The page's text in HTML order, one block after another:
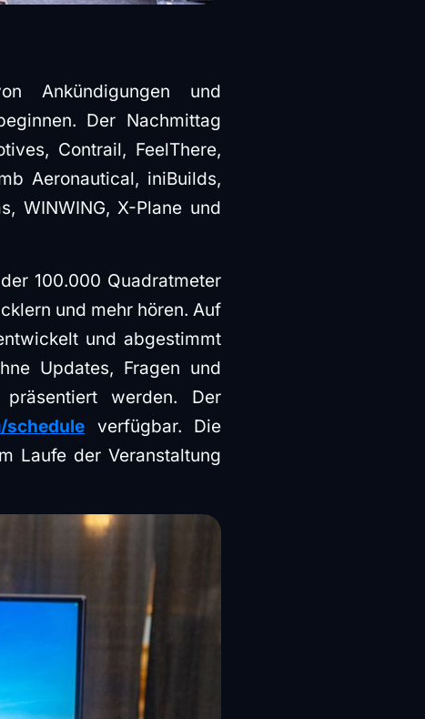
Ankündigungen und
Der Nachmittag
Contrail, FeelThere,
Aeronautical, iniBuilds,
WINWING, X-Plane und
100.000 Quadratmeter
und mehr hören. Auf
und abgestimmt
Updates, Fragen und
werden. Der
schedule verfügbar. Die
Laufe der Veranstaltung